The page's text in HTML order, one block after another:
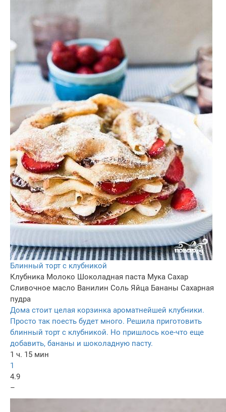
Блинный торт с клубникой
Клубника Молоко Шоколадная паста Мука Сахар
Сливочное масло Ванилин Соль Яйца Бананы Сахарная
пудра
Дома стоит целая корзинка ароматнейшей клубники.
Просто так поесть будет много. Решила приготовить
блинный торт с клубникой. Но пришлось кое-что еще
добавить, бананы и шоколадную пасту.
1 ч. 15 мин
1
4.9
–